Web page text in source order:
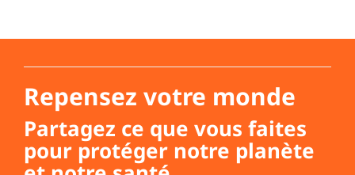
Repensez votre monde
Partagez ce que vous faites
pour protéger notre planète